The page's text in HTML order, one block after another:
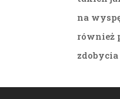
na
również